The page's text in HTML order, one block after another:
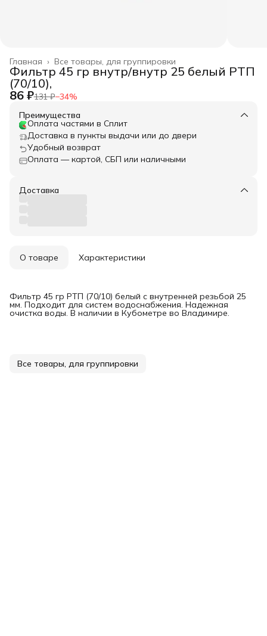
Все товары, для группировки
Главная ›
Фильтр 45 гр внутр/внутр 25 белый РТП
(70/10),
86 ₽131 ₽−34%
Преимущества
Оплата частями в Сплит
Доставка в пункты выдачи или до двери
Удобный возврат
Оплата — картой, СБП или наличными
Доставка
О товаре Характеристики
Фильтр 45 гр РТП (70/10) белый с внутренней резьбой 25
мм. Подходит для систем водоснабжения. Надежная
очистка воды. В наличии в Кубометре во Владимире.
Все товары, для группировки